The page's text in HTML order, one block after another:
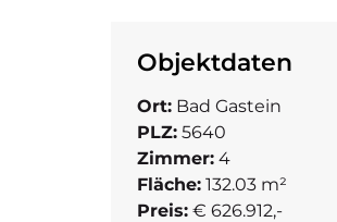
Objektdaten
Ort:Bad Gastein
PLZ:5640
Zimmer:4
Fläche:132.03 m²
Preis:€ 626.912,-